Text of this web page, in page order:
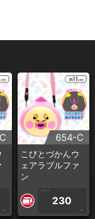
CP
654-C
こびとづかんウ
ェアラブルファ
ン
1PLAY
230
CP